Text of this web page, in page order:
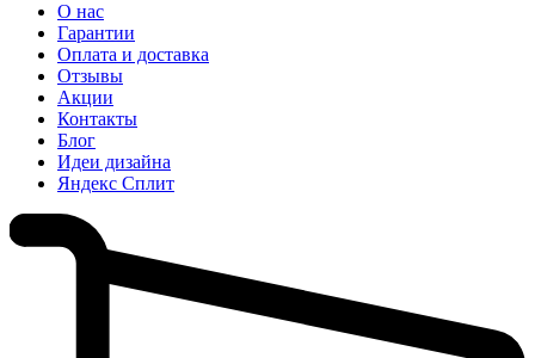
О нас
Гарантии
Оплата и доставка
Отзывы
Акции
Контакты
Блог
Идеи дизайна
Яндекс Сплит